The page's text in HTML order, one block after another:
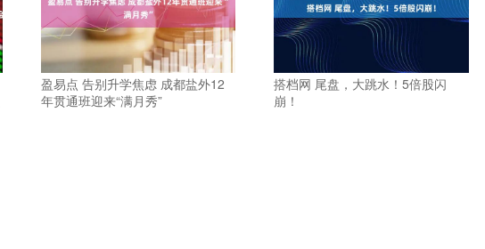
盈易点 告别升学焦虑 成都盐外12
年贯通班迎来“满月秀”
搭档网 尾盘，大跳水！5倍股闪
崩！